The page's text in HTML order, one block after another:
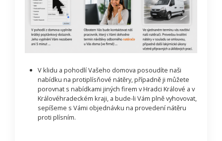
V klidu a pohodlí Vašeho domova posoudíte naši
nabídku na protiplísňové nátěry, případně ji můžete
porovnat s nabídkami jiných firem v Hradci Králové a v
Královéhradeckém kraji, a bude-li Vám plně vyhovovat,
sepíšeme s Vámi objednávku na provedení nátěru
proti plísním.